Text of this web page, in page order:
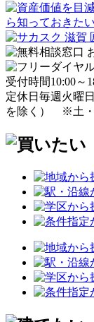
受付時間10:00～
定休日 毎週火曜
を除く）
※土・